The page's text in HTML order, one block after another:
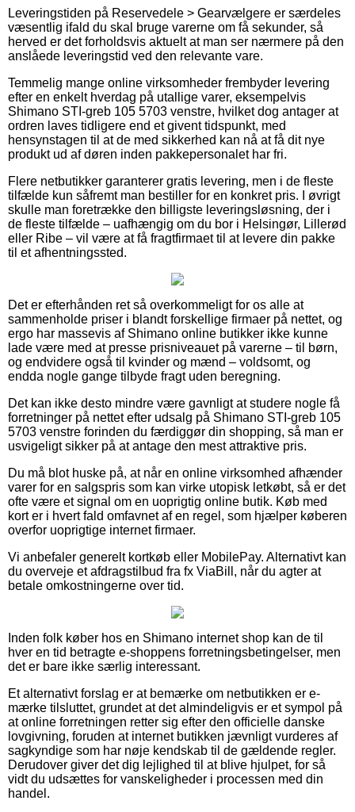
Leveringstiden på Reservedele > Gearvælgere er særdeles
væsentlig ifald du skal bruge varerne om få sekunder, så
herved er det forholdsvis aktuelt at man ser nærmere på den
anslåede leveringstid ved den relevante vare.
Temmelig mange online virksomheder frembyder levering
efter en enkelt hverdag på utallige varer, eksempelvis
Shimano STI-greb 105 5703 venstre, hvilket dog antager at
ordren laves tidligere end et givent tidspunkt, med
hensynstagen til at de med sikkerhed kan nå at få dit nye
produkt ud af døren inden pakkepersonalet har fri.
Flere netbutikker garanterer gratis levering, men i de fleste
tilfælde kun såfremt man bestiller for en konkret pris. I øvrigt
skulle man foretrække den billigste leveringsløsning, der i
de fleste tilfælde – uafhængig om du bor i Helsingør, Lillerød
eller Ribe – vil være at få fragtfirmaet til at levere din pakke
til et afhentningssted.
Det er efterhånden ret så overkommeligt for os alle at
sammenholde priser i blandt forskellige firmaer på nettet, og
ergo har massevis af Shimano online butikker ikke kunne
lade være med at presse prisniveauet på varerne – til børn,
og endvidere også til kvinder og mænd – voldsomt, og
endda nogle gange tilbyde fragt uden beregning.
Det kan ikke desto mindre være gavnligt at studere nogle få
forretninger på nettet efter udsalg på Shimano STI-greb 105
5703 venstre forinden du færdiggør din shopping, så man er
usvigeligt sikker på at antage den mest attraktive pris.
Du må blot huske på, at når en online virksomhed afhænder
varer for en salgspris som kan virke utopisk letkøbt, så er det
ofte være et signal om en uoprigtig online butik. Køb med
kort er i hvert fald omfavnet af en regel, som hjælper køberen
overfor uoprigtige internet firmaer.
Vi anbefaler generelt kortkøb eller MobilePay. Alternativt kan
du overveje et afdragstilbud fra fx ViaBill, når du agter at
betale omkostningerne over tid.
Inden folk køber hos en Shimano internet shop kan de til
hver en tid betragte e-shoppens forretningsbetingelser, men
det er bare ikke særlig interessant.
Et alternativt forslag er at bemærke om netbutikken er e-
mærke tilsluttet, grundet at det almindeligvis er et sympol på
at online forretningen retter sig efter den officielle danske
lovgivning, foruden at internet butikken jævnligt vurderes af
sagkyndige som har nøje kendskab til de gældende regler.
Derudover giver det dig lejlighed til at blive hjulpet, for så
vidt du udsættes for vanskeligheder i processen med din
handel.